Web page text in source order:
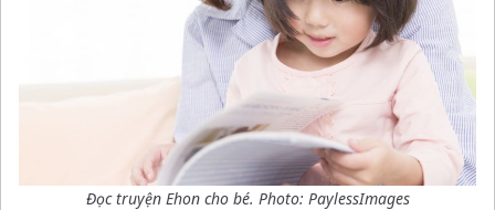
Đọc truyện Ehon cho bé. Photo: PaylessImages